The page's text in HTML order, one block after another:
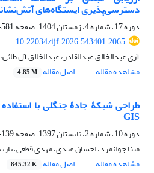
دسترسی‌پذیری ایستگاه‌های
دوره 17، شماره 4، زمستان 1404، صفحه
581-596
10.22034/ijf.2026.543401.2065
آری عبدالخالق عبدالقادر، عبدالخالق آل
مشاهده مقاله
اصل مقاله 4.85 M
طراحی شبکۀ جادۀ جنگلی با
GIS
دوره 10، شماره 2، تابستان 1397، صفحه
139-152
مینا جوانمرد، احسان عبدی، مهدی قطعی،
مشاهده مقاله
اصل مقاله 845.32 K